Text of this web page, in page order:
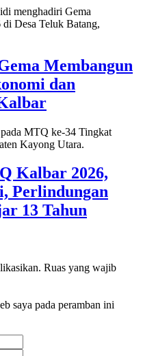
Membangun
dan
Kalbar 2026,
Perlindungan
13 Tahun
Ruas yang wajib
saya pada peramban ini